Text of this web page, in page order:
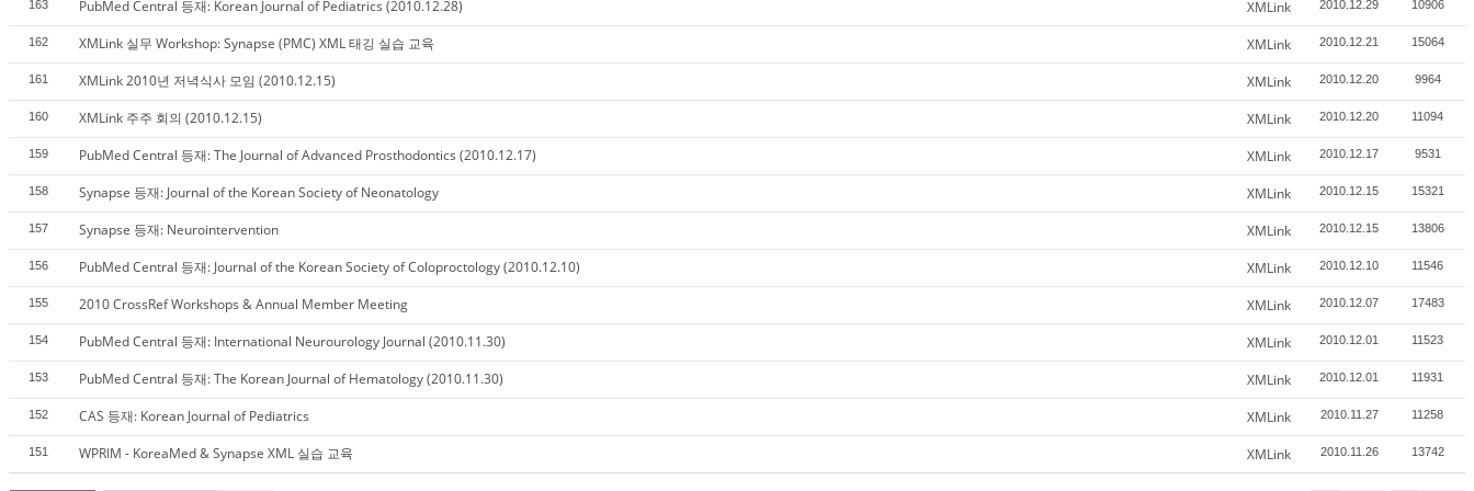
163 PubMed Central 등재: Korean Journal of Pediatrics (2010.12.28) XMLink 2010.12.29 10906
162 XMLink 실무 Workshop: Synapse (PMC) XML 태깅 실습 교육 XMLink 2010.12.21 15064
161 XMLink 2010년 저녁식사 모임 (2010.12.15) XMLink 2010.12.20 9964
160 XMLink 주주 회의 (2010.12.15) XMLink 2010.12.20 11094
159 PubMed Central 등재: The Journal of Advanced Prosthodontics (2010.12.17) XMLink 2010.12.17 9531
158 Synapse 등재: Journal of the Korean Society of Neonatology XMLink 2010.12.15 15321
157 Synapse 등재: Neurointervention XMLink 2010.12.15 13806
156 PubMed Central 등재: Journal of the Korean Society of Coloproctology (2010.12.10) XMLink 2010.12.10 11546
155 2010 CrossRef Workshops & Annual Member Meeting XMLink 2010.12.07 17483
154 PubMed Central 등재: International Neurourology Journal (2010.11.30) XMLink 2010.12.01 11523
153 PubMed Central 등재: The Korean Journal of Hematology (2010.11.30) XMLink 2010.12.01 11931
152 CAS 등재: Korean Journal of Pediatrics XMLink 2010.11.27 11258
151 WPRIM - KoreaMed & Synapse XML 실습 교육 XMLink 2010.11.26 13742